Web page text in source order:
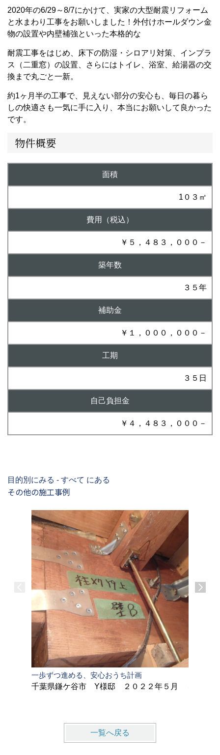
2020年の6/29～8/7にかけて、実家の大型耐震リフォーム
と水まわり工事をお願いしました！外付けホールダウン金
物の設置や内壁補強といった本格的な
耐震工事をはじめ、床下の防湿・シロアリ対策、インプラ
ス（二重窓）の設置、さらにはトイレ、浴室、給湯器の交
換まで丸ごと一新。
約1ヶ月半の工事で、見えない部分の安心も、毎日の暮ら
しの快適さも一気に手に入り、本当にお願いして良かった
です。
物件概要
面積
1０３㎡
費用（税込）
￥５，４８３，０００－
築年数
３５年
補助金
￥１，０００，０００－
工期
３５日
自己負担金
￥４，４８３，０００－
目的別にみる - すべて にある
その他の施工事例
一歩ずつ進める、安心おうち計画
千葉県鎌ケ谷市 Y様邸 ２０２２年５月
一覧へ戻る